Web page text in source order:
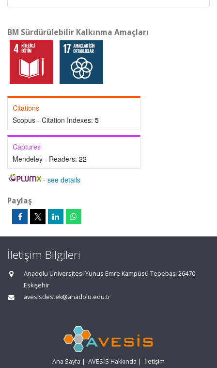
BM Sürdürülebilir Kalkınma Amaçları
Citations
Scopus - Citation Indexes: 5
Captures
Mendeley - Readers: 22
- see details
Paylaş
İletişim Bilgileri
Anadolu Üniversitesi Yunus Emre Kampüsü Tepebaşı 26470
Eskişehir
avesisdestek@anadolu.edu.tr
Ana Sayfa | AVESİS Hakkında | İletişim